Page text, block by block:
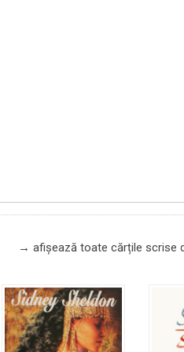
→ afișează toate cărțile scrise